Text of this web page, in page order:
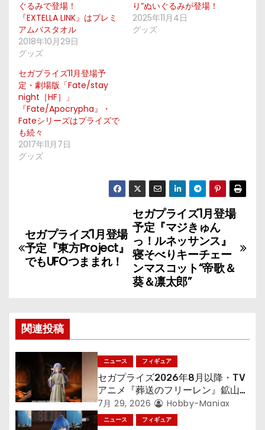
ぐるみで登場！
『EXTELLA LINK』はプレミ
アムバスタオル
2018年10月29日
グッズ
り”ぬいぐるみが登場！
2025年11月4日
グッズ
セガプライズ11月登場予
定・劇場版「Fate/stay
night［HF］」
『Fate/Apocrypha』・
Fateシリーズはプライズで
も続々
2017年11月7日
グッズ
稿
ナ
ゲ
ー
シ
ョ
ン
セガプライズ1月登場
予定『マジきゅん
っ！ルネッサンス』
寝そべりキーチェー
ンマスコット“帝歌＆
葵＆凛太郎”
セガプライズ1月登場
予定『東方Project』
でもUFOつままれ！
関連投稿
ニュース フィギュア
セガプライズ2026年8月以降・TV
アニメ『葬送のフリーレン』鉱山で
300年働くことになっっちゃった
「フリーレン」を立体化！
7月 29, 2026 Hobby-Maniax
ニュース フィギュア